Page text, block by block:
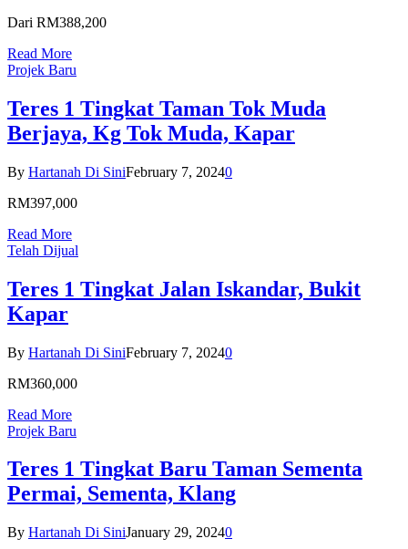
Dari RM388,200
Read More
Projek Baru
Teres 1 Tingkat Taman Tok Muda
Berjaya, Kg Tok Muda, Kapar
By Hartanah Di SiniFebruary 7, 20240
RM397,000
Read More
Telah Dijual
Teres 1 Tingkat Jalan Iskandar, Bukit
Kapar
By Hartanah Di SiniFebruary 7, 20240
RM360,000
Read More
Projek Baru
Teres 1 Tingkat Baru Taman Sementa
Permai, Sementa, Klang
By Hartanah Di SiniJanuary 29, 20240